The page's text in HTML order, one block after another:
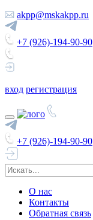
akpp@mskakpp.ru
+7 (926)-194-90-90
вход регистрация
+7 (926)-194-90-90
О нас
Контакты
Обратная связь